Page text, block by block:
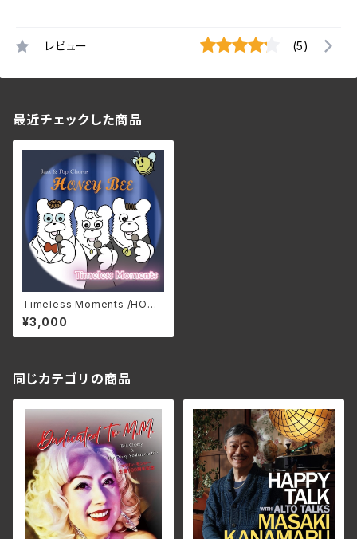
レビュー (5)
最近チェックした商品
Timeless Moments /HONE
Y BEE HOJ-0025 (仕様:C
D)
¥3,000
同じカテゴリの商品